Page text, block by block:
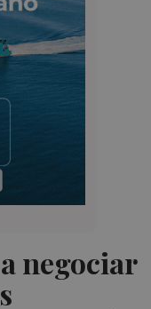
negociar